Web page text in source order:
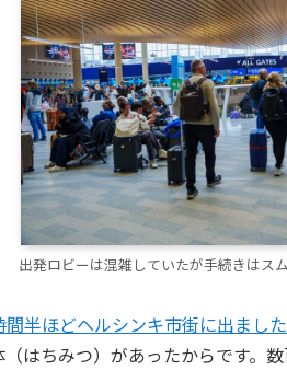
出発ロビーは混雑していたが手続きはス
間半ほどヘルシンキ市街に出ました
はちみつ）があったからです。